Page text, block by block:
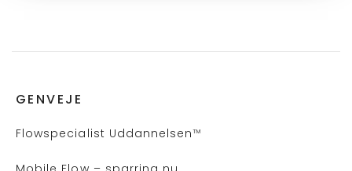
GENVEJE
Flowspecialist Uddannelsen™